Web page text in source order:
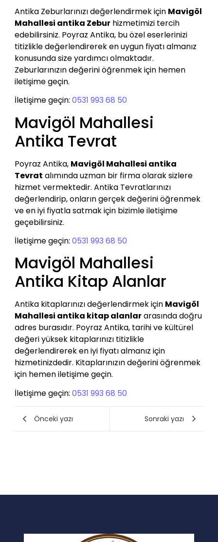
Antika Zeburlarınızı değerlendirmek için Mavigöl
Mahallesi antika Zebur hizmetimizi tercih
edebilirsiniz. Poyraz Antika, bu özel eserlerinizi
titizlikle değerlendirerek en uygun fiyatı almanız
konusunda size yardımcı olmaktadır.
Zeburlarınızın değerini öğrenmek için hemen
iletişime geçin.
İletişime geçin: 0531 993 68 50
Mavigöl Mahallesi
Antika Tevrat
Poyraz Antika, Mavigöl Mahallesi antika
Tevrat alımında uzman bir firma olarak sizlere
hizmet vermektedir. Antika Tevratlarınızı
değerlendirip, onların gerçek değerini öğrenmek
ve en iyi fiyatla satmak için bizimle iletişime
geçebilirsiniz.
İletişime geçin: 0531 993 68 50
Mavigöl Mahallesi
Antika Kitap Alanlar
Antika kitaplarınızı değerlendirmek için Mavigöl
Mahallesi antika kitap alanlararasında doğru
adres burasıdır. Poyraz Antika, tarihi ve kültürel
değeri yüksek kitaplarınızı titizlikle
değerlendirerek en iyi fiyatı almanız için
hizmetinizdedir. Kitaplarınızın değerini öğrenmek
için hemen iletişime geçin.
İletişime geçin: 0531 993 68 50
Önceki yazı Sonraki yazı